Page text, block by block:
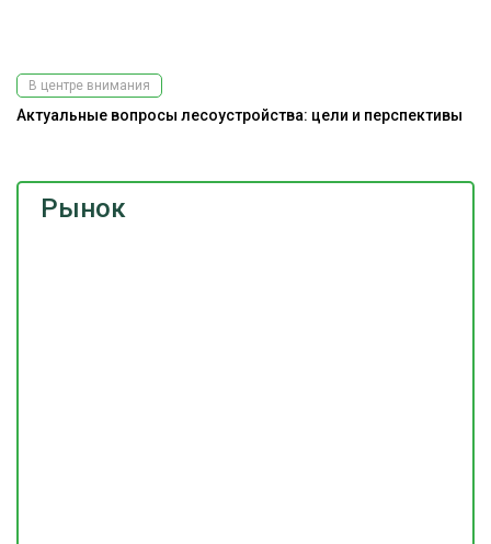
Рынок
В центре внимания
Актуальные вопросы лесоустройства: цели и перспективы